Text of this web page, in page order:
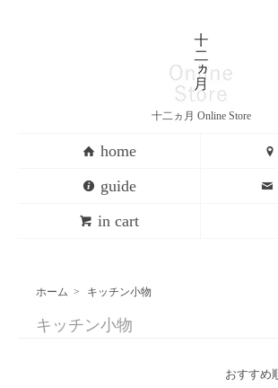
十二ヵ月 Online Store
home
guide
in cart
ホーム > キッチン小物
キッチン小物
おすすめ